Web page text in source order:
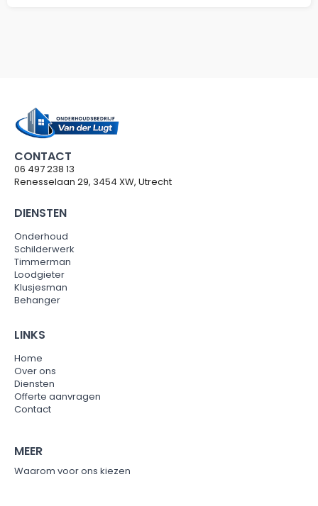
CONTACT
06 497 238 13
Renesselaan 29, 3454 XW, Utrecht
DIENSTEN
Onderhoud
Schilderwerk
Timmerman
Loodgieter
Klusjesman
Behanger
LINKS
Home
Over ons
Diensten
Offerte aanvragen
Contact
MEER
Waarom voor ons kiezen